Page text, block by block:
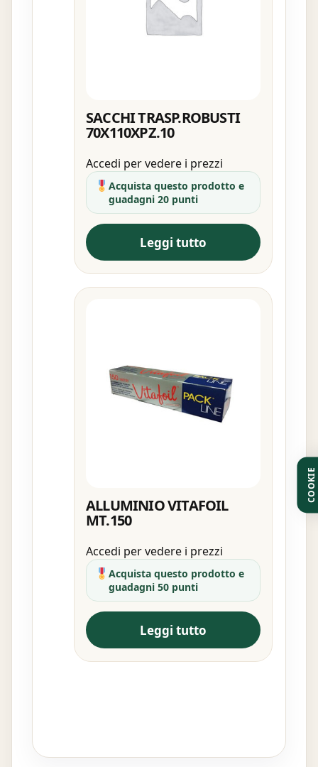
SACCHI TRASP.ROBUSTI
70X110XPZ.10
Accedi per vedere i prezzi
Acquista questo prodotto e
guadagni 20 punti
Leggi tutto
ALLUMINIO VITAFOIL
MT.150
Accedi per vedere i prezzi
Acquista questo prodotto e
guadagni 50 punti
Leggi tutto
COOKIE